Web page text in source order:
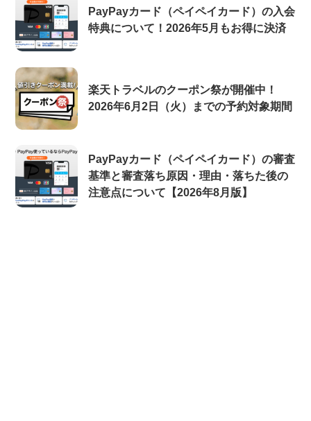
PayPayカード（ペイペイカード）の入会
特典について！2026年5月もお得に決済
楽天トラベルのクーポン祭が開催中！
2026年6月2日（火）までの予約対象期間
PayPayカード（ペイペイカード）の審査
基準と審査落ち原因・理由・落ちた後の
注意点について【2026年8月版】